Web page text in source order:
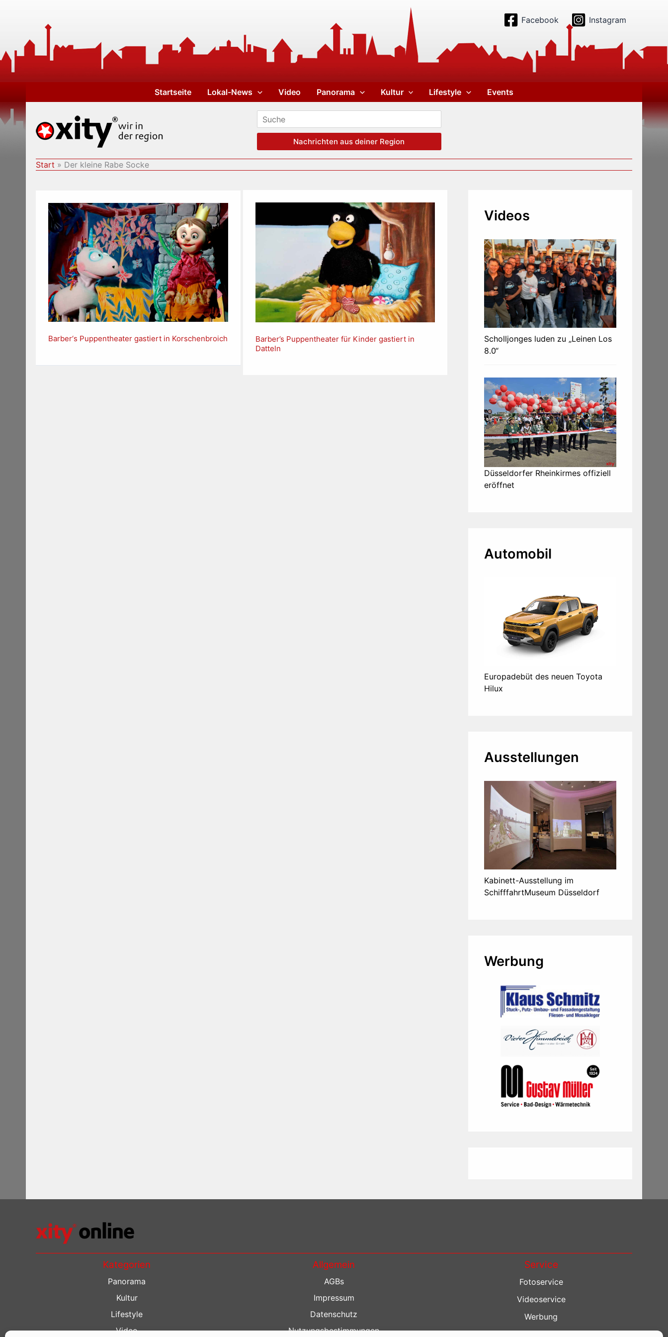
Facebook Instagram
Startseite Lokal-News Video Panorama Kultur Lifestyle Events
Nachrichten aus deiner Region
Start Der kleine Rabe Socke
Barber‘s Puppentheater gastiert in Korschenbroich
Barber’s Puppentheater für Kinder gastiert in
Datteln
Videos
Scholljonges luden zu „Leinen Los
8.0“
Düsseldorfer Rheinkirmes offiziell
eröffnet
Automobil
Europadebüt des neuen Toyota
Hilux
Ausstellungen
Kabinett-Ausstellung im
SchifffahrtMuseum Düsseldorf
Werbung
Kategorien
Panorama
Kultur
Lifestyle
Video
Allgemein
AGBs
Impressum
Datenschutz
Nutzungsbestimmungen
Service
Fotoservice
Videoservice
Werbung